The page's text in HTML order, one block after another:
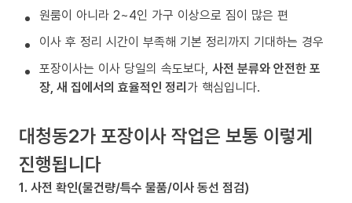
원룸이 아니라 2~4인 가구 이상으로 짐이 많은 편
이사 후 정리 시간이 부족해 기본 정리까지 기대하는 경우
포장이사는 이사 당일의 속도보다, 사전 분류와 안전한 포
장, 새 집에서의 효율적인 정리가 핵심입니다.
대청동2가 포장이사 작업은 보통 이렇게
진행됩니다
1. 사전 확인(물건량/특수 물품/이사 동선 점검)